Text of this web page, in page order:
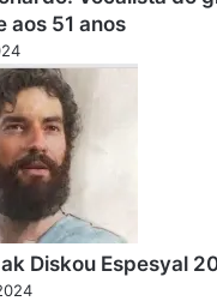
aos 51 anos
Diskou Espesyal